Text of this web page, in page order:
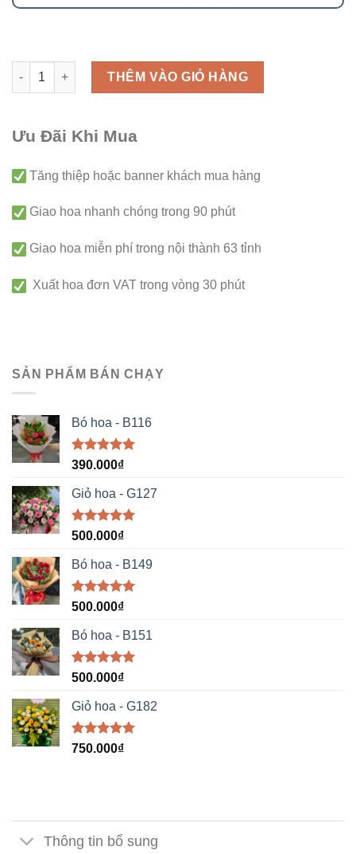
Bó hoa - B109 số lượng
THÊM VÀO GIỎ HÀNG
Ưu Đãi Khi Mua
Tăng thiệp hoặc banner khách mua hàng
Giao hoa nhanh chóng trong 90 phút
Giao hoa miễn phí trong nội thành 63 tỉnh
Xuất hoa đơn VAT trong vòng 30 phút
SẢN PHẨM BÁN CHẠY
Bó hoa - B116
Được xếp
5 sao
390.000₫
Giỏ hoa - G127
Được xếp
5 sao
500.000₫
Bó hoa - B149
Được xếp
5 sao
500.000₫
Bó hoa - B151
Được xếp
5 sao
500.000₫
Giỏ hoa - G182
Được xếp
750.000₫
Thông tin bổ sung